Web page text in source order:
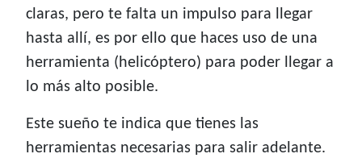
claras, pero te falta un impulso para llegar
hasta allí, es por ello que haces uso de una
herramienta (helicóptero) para poder llegar a
lo más alto posible.
Este sueño te indica que tienes las
herramientas necesarias para salir adelante.